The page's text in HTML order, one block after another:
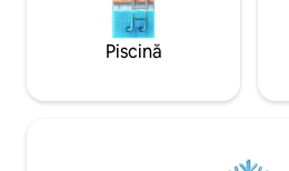
Piscină